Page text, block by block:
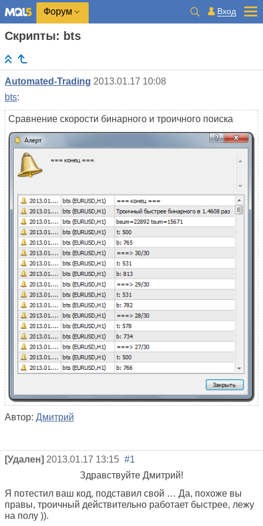
Форум Вход
Скрипты: bts
Automated-Trading 2013.01.17 10:08
bts:
Сравнение скорости бинарного и троичного поиска
Автор: Дмитрий
[Удален] 2013.01.17 13:15 #1
Здравствуйте Дмитрий!
Я потестил ваш код, подставил свой … Да, похоже вы
правы, троичный действительно работает быстрее, лежу
на полу )).